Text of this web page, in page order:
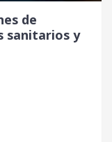
de
sanitarios y